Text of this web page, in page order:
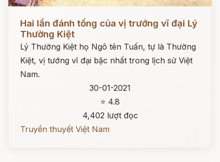
Đọc ngay
Hai lần đánh tống của vị trướng vĩ đại Lý
Thường Kiệt
Lý Thường Kiệt họ Ngô tên Tuấn, tự là Thường
Kiệt, vị tướng vĩ đại bậc nhất trong lịch sử Việt
Nam.
30-01-2021
⭐ 4.8
4,402 lượt đọc
Truyền thuyết Việt Nam